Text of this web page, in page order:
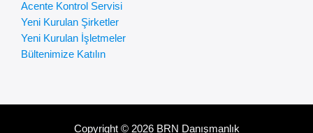
Acente Kontrol Servisi
Yeni Kurulan Şirketler
Yeni Kurulan İşletmeler
Bültenimize Katılın
Copyright © 2026 BRN Danışmanlık